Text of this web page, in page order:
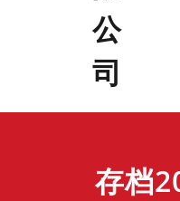
存档